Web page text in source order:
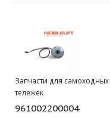
Запчасти для самоходных
тележек
961002200004